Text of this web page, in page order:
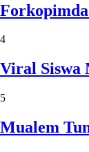
4
Viral Siswa
5
Mualem